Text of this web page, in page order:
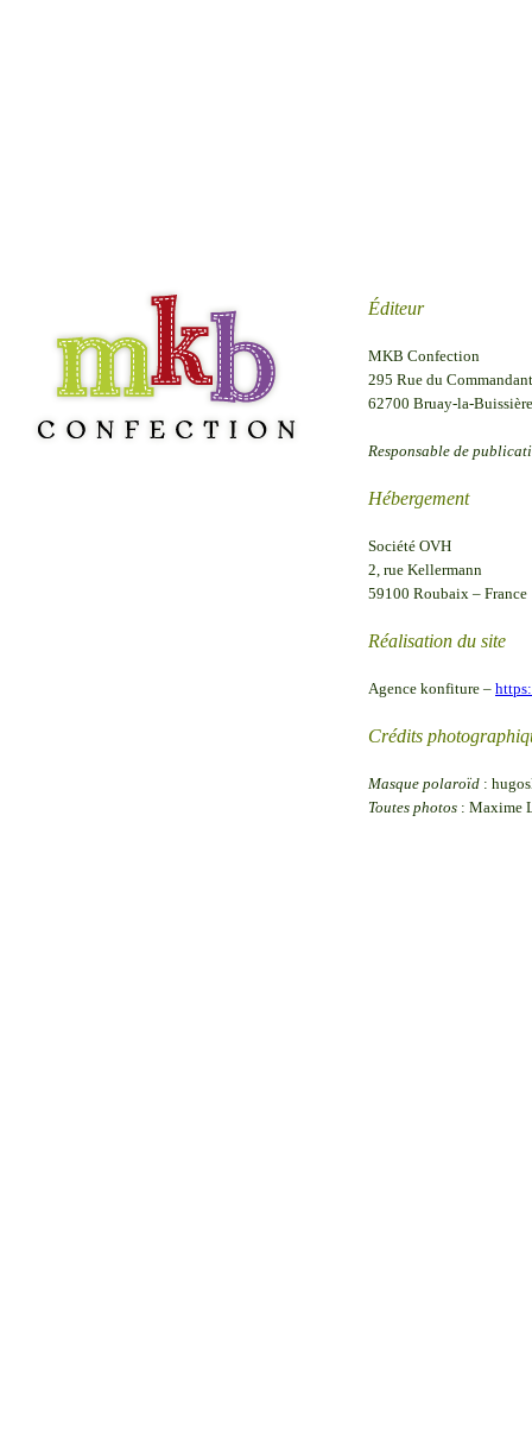
Éditeur
MKB Confection
295 Rue du
62700 Bruay-la-
Responsable de
Hébergement
Société OVH
2, rue Kellermann
59100 Roubaix – France
Réalisation du site
Agence konfiture –
Crédits
Masque polaroïd :
Toutes photos : Maxime